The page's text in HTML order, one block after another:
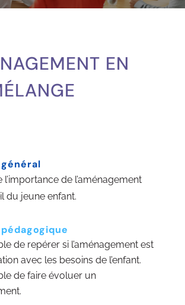
EN
de l’aménagement
du jeune enfant.
de repérer si l’aménagement est
avec les besoins de l’enfant.
de faire évoluer un